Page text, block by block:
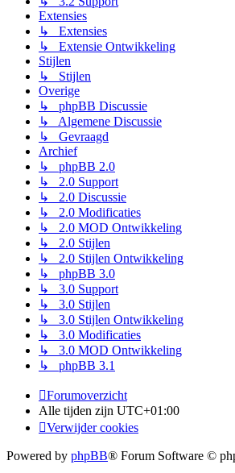
Extensies
↳ Extensies
↳ Extensie Ontwikkeling
Stijlen
↳ Stijlen
Overige
↳ phpBB Discussie
↳ Algemene Discussie
↳ Gevraagd
Archief
↳ phpBB 2.0
↳ 2.0 Support
↳ 2.0 Discussie
↳ 2.0 Modificaties
↳ 2.0 MOD Ontwikkeling
↳ 2.0 Stijlen
↳ 2.0 Stijlen Ontwikkeling
↳ phpBB 3.0
↳ 3.0 Support
↳ 3.0 Stijlen
↳ 3.0 Stijlen Ontwikkeling
↳ 3.0 Modificaties
↳ 3.0 MOD Ontwikkeling
↳ phpBB 3.1
Forumoverzicht
Alle tijden zijn UTC+01:00
Verwijder cookies
Powered by phpBB® Forum Software ©